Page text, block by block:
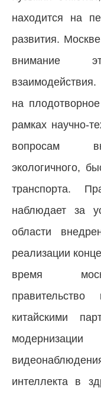
находится на
развития.
внимание
на
рамках научно-
вопросам
экологичного,
транспорта.
наблюдает за
области
реализации
время
китайскими
интеллекта в